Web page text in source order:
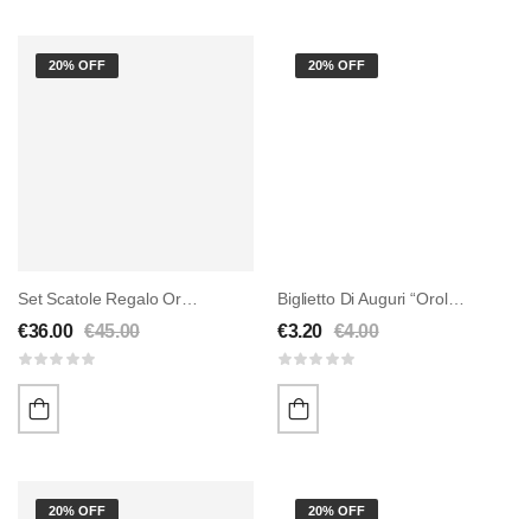
20% OFF
€36.00 €45.00
20% OFF
Biglietto Di Auguri “Orologi” Da Vinci
€3.20 €4.00
20% OFF 20% OFF